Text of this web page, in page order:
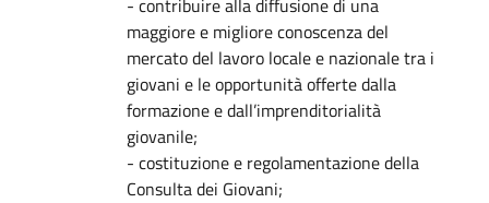
maggiore e migliore conoscenza del
mercato del lavoro locale e nazionale tra i
giovani e le opportunità offerte dalla
formazione e dall’imprenditorialità
giovanile;
- costituzione e regolamentazione della
Consulta dei Giovani;